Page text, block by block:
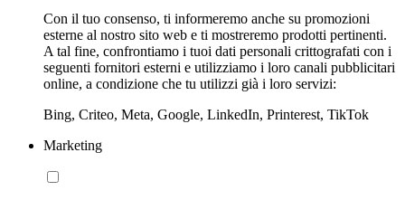
Con il tuo consenso, ti informeremo anche su promozioni
esterne al nostro sito web e ti mostreremo prodotti pertinenti.
A tal fine, confrontiamo i tuoi dati personali crittografati con i
seguenti fornitori esterni e utilizziamo i loro canali pubblicitari
online, a condizione che tu utilizzi già i loro servizi:
Bing, Criteo, Meta, Google, LinkedIn, Printerest, TikTok
Marketing